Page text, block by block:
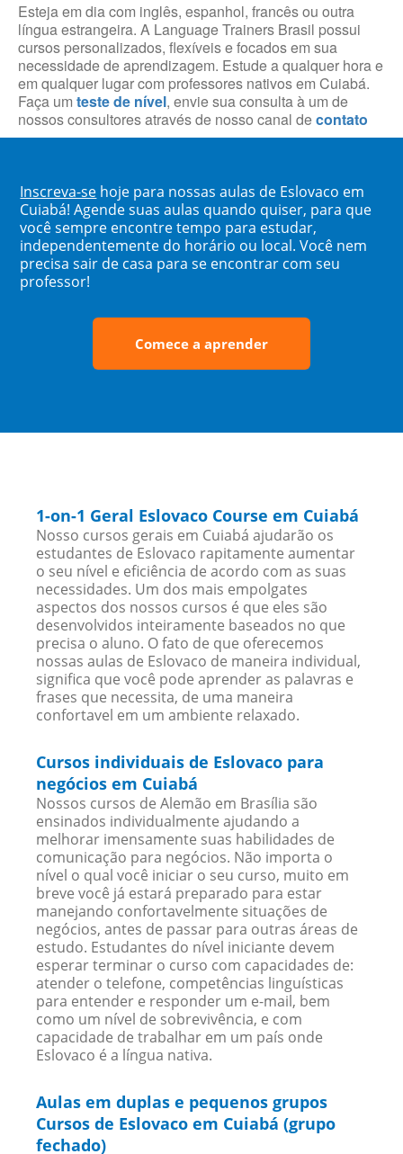
Esteja em dia com inglês, espanhol, francês ou outra
língua estrangeira. A Language Trainers Brasil possui
cursos personalizados, flexíveis e focados em sua
necessidade de aprendizagem. Estude a qualquer hora e
em qualquer lugar com professores nativos em Cuiabá.
Faça um teste de nível, envie sua consulta à um de
nossos consultores através de nosso canal decontato
Inscreva-se hoje para nossas aulas de Eslovaco em
Cuiabá! Agende suas aulas quando quiser, para que
você sempre encontre tempo para estudar,
independentemente do horário ou local. Você nem
precisa sair de casa para se encontrar com seu
professor!
Comece a aprender
1-on-1 Geral Eslovaco Course em Cuiabá
Nosso cursos gerais em Cuiabá ajudarão os
estudantes de Eslovaco rapitamente aumentar
o seu nível e eficiência de acordo com as suas
necessidades. Um dos mais empolgates
aspectos dos nossos cursos é que eles são
desenvolvidos inteiramente baseados no que
precisa o aluno. O fato de que oferecemos
nossas aulas de Eslovaco de maneira individual,
significa que você pode aprender as palavras e
frases que necessita, de uma maneira
confortavel em um ambiente relaxado.
Cursos individuais de Eslovaco para
negócios em Cuiabá
Nossos cursos de Alemão em Brasília são
ensinados individualmente ajudando a
melhorar imensamente suas habilidades de
comunicação para negócios. Não importa o
nível o qual você iniciar o seu curso, muito em
breve você já estará preparado para estar
manejando confortavelmente situações de
negócios, antes de passar para outras áreas de
estudo. Estudantes do nível iniciante devem
esperar terminar o curso com capacidades de:
atender o telefone, competências linguísticas
para entender e responder um e-mail, bem
como um nível de sobrevivência, e com
capacidade de trabalhar em um país onde
Eslovaco é a língua nativa.
Aulas em duplas e pequenos grupos
Cursos de Eslovaco em Cuiabá (grupo
fechado)